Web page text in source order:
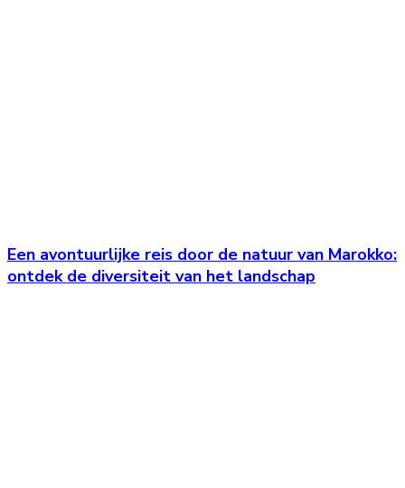
Een avontuurlijke reis door de natuur van Marokko:
ontdek de diversiteit van het landschap